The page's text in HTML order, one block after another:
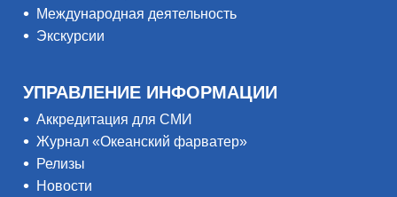
Международная деятельность
Экскурсии
УПРАВЛЕНИЕ ИНФОРМАЦИИ
Аккредитация для СМИ
Журнал «Океанский фарватер»
Релизы
Новости